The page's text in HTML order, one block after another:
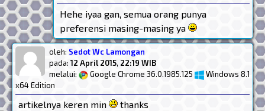
Hehe iyaa gan, semua orang punya
preferensi masing-masing ya
oleh: Sedot Wc Lamongan
pada:12 April 2015, 22:19 WIB
melalui:
Google Chrome 36.0.1985.125
Windows 8.1
x64 Edition
artikelnya keren min thanks